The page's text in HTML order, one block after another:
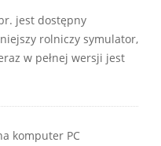
jest dostępny
rolniczy symulator,
w pełnej wersji jest
komputer PC